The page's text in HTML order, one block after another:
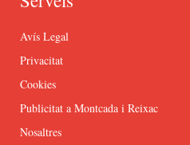
Avís Legal
Privacitat
Cookies
Publicitat a Montcada i Reixac
Nosaltres